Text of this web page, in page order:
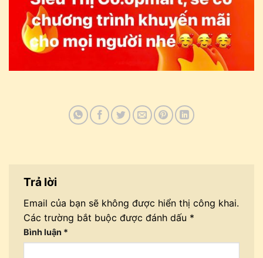
Trả lời
Email của bạn sẽ không được hiển thị công khai.
Các trường bắt buộc được đánh dấu *
Bình luận *